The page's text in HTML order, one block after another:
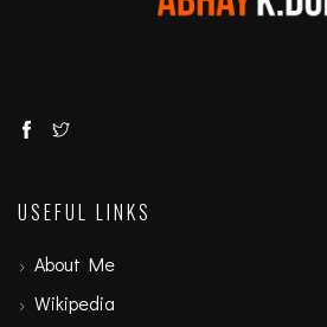
USEFUL LINKS
About Me
Wikipedia